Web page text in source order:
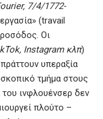
7/4/1772-
(travail
Οι
Instagram κλπ)
υπεραξία
τμήμα στους
ινφλουένσερ δεν
πλούτο –